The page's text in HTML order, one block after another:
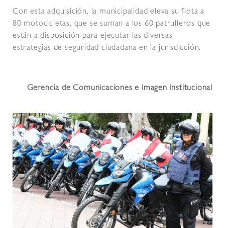
Con esta adquisición, la municipalidad eleva su flota a
80 motocicletas, que se suman a los 60 patrulleros que
están a disposición para ejecutar las diversas
estrategias de seguridad ciudadana en la jurisdicción.
Gerencia de Comunicaciones e Imagen Institucional